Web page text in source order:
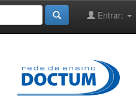
Entrar: